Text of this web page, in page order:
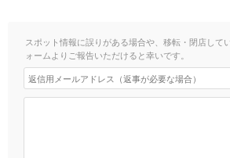
スポット情報に誤りがある場合や、移転・閉店して
ォームよりご報告いただけると幸いです。